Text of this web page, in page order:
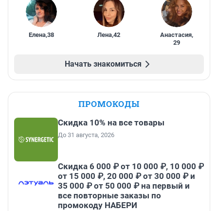
Елена,38 Лена,42 Анастасия,
29
Начать знакомиться
ПРОМОКОДЫ
Скидка 10% на все товары
До 31 августа, 2026
Скидка 6 000 ₽ от 10 000 ₽, 10 000 ₽
от 15 000 ₽, 20 000 ₽ от 30 000 ₽ и
35 000 ₽ от 50 000 ₽ на первый и
все повторные заказы по
промокоду НАБЕРИ